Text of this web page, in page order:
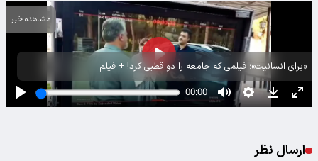
«برای انسانیت»؛ فیلمی که جامعه را دو قطبی کرد! + فیلم
مشاهده خبر
ارسال نظر